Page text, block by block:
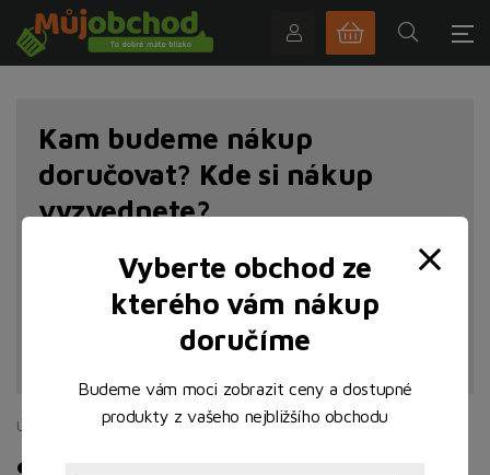
Kam budeme nákup
doručovat? Kde si nákup
vyzvednete?
Úvodní stránka Sladké Sušenky
Vyberte obchod ze
kterého vám nákup
doručíme
Budeme vám moci zobrazit ceny a dostupné
produkty z vašeho nejbližšího obchodu